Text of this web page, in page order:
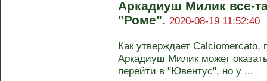
Аркадиуш Милик все-
"Роме". 2020-08-19 11:52:40
Как утверждает
Аркадиуш Милик может
перейти в "Ювентус", но у ...